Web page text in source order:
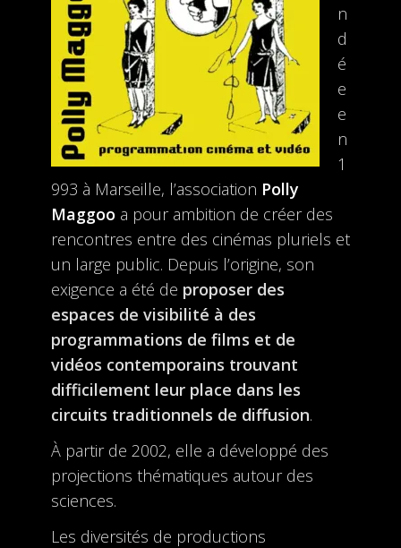
n
d
é
e
e
n
1
993 à Marseille, l’association Polly
Maggoo a pour ambition de créer des
rencontres entre des cinémas pluriels et
un large public. Depuis l’origine, son
exigence a été de proposer des
espaces de visibilité à des
programmations de films et de
vidéos contemporains trouvant
difficilement leur place dans les
circuits traditionnels de diffusion.
À partir de 2002, elle a développé des
projections thématiques autour des
sciences.
Les diversités de productions